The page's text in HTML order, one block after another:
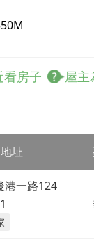
看房子 屋主
地址
港一路124